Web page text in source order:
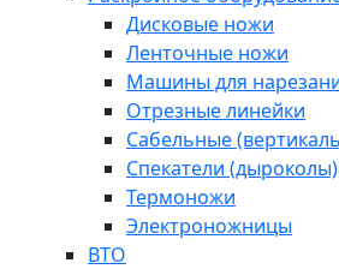
Дисковые ножи
Ленточные ножи
Машины для
Отрезные линейки
Сабельные
Спекатели (дыроколы)
Термоножи
Электроножницы
ВТО